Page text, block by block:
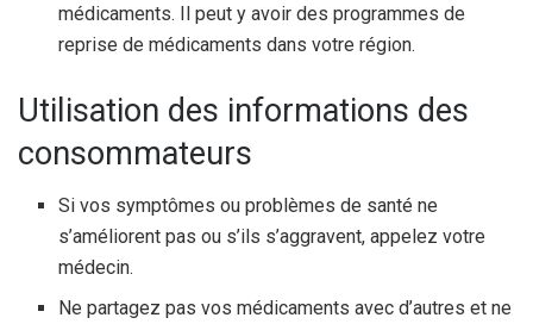
médicaments. Il peut y avoir des programmes de
reprise de médicaments dans votre région.
Utilisation des informations des
consommateurs
Si vos symptômes ou problèmes de santé ne
s’améliorent pas ou s’ils s’aggravent, appelez votre
médecin.
Ne partagez pas vos médicaments avec d’autres et ne